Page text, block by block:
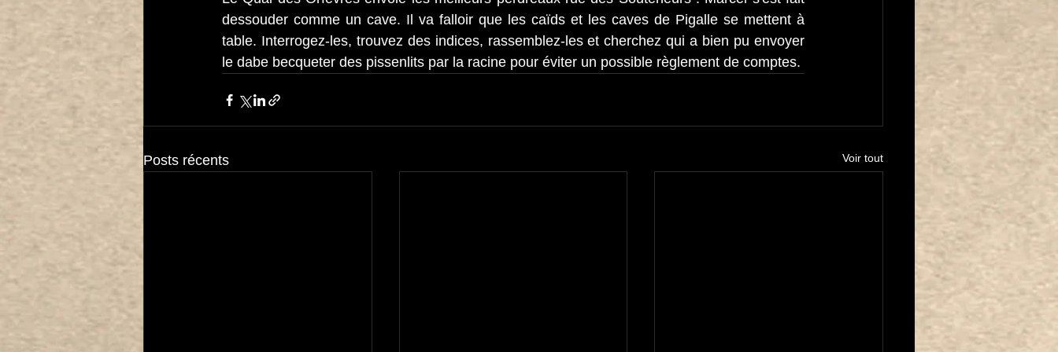
dessouder comme un cave. Il va falloir que les caïds et les caves de Pigalle se mettent à
table. Interrogez-les, trouvez des indices, rassemblez-les et cherchez qui a bien pu envoyer
le dabe becqueter des pissenlits par la racine pour éviter un possible règlement de comptes.
Posts récents Voir tout